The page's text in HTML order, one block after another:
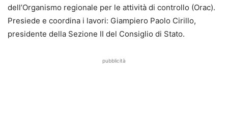
dell’Organismo regionale per le attività di controllo (Orac).
Presiede e coordina i lavori: Giampiero Paolo Cirillo,
presidente della Sezione II del Consiglio di Stato.
pubblicità